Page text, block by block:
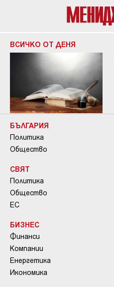
ВСИЧКО ОТ ДЕНЯ
БЪЛГАРИЯ
Политика
Общество
СВЯТ
Политика
Общество
ЕС
БИЗНЕС
Финанси
Компании
Енергетика
Икономика